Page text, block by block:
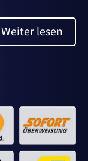
Weiter lesen